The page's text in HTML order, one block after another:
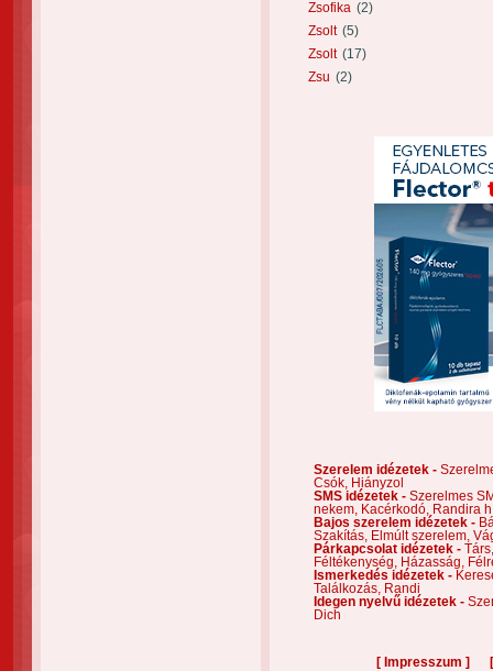
Zsofika (2)
Zsolt (5)
Zsolt (17)
Zsu (2)
Szerelem idézetek -
Csók,
Hiányzol
SMS idézetek - Szerelmes
nekem,
Kacérkodó,
Randira
Bajos szerelem idézetek -
Szakítás,
Elmúlt szerelem,
Párkapcsolat idézetek -
Féltékenység,
Házasság,
Ismerkedés idézetek -
Találkozás,
Randi
Idegen nyelvű idézetek -
Dich
[ Impresszum ]